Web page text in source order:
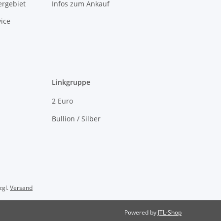
Infos zum Ankauf
Linkgruppe
2 Euro
Bullion / Silber
Versand
Powered by JTL-Shop